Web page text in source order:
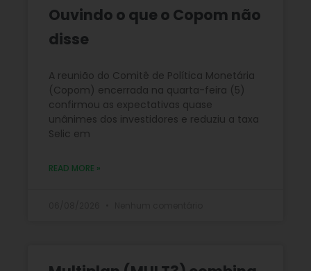
Ouvindo o que o Copom não
disse
A reunião do Comitê de Política Monetária
(Copom) encerrada na quarta-feira (5)
confirmou as expectativas quase
unânimes dos investidores e reduziu a taxa
Selic em
READ MORE »